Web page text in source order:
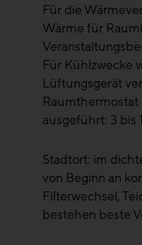
Für die
Wärme für
Für Kühlzwecke
Lüftungsgerät
ausgeführt: 3 bis
Stadtort: im
von Beginn an
Filterwechsel,
bestehen beste